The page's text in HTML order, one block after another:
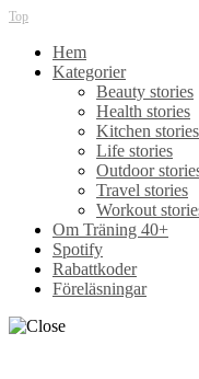
Top
Hem
Kategorier
Beauty stories
Health stories
Kitchen stories
Life stories
Outdoor
Travel stories
Workout
Om Träning 40+
Spotify
Rabattkoder
Föreläsningar